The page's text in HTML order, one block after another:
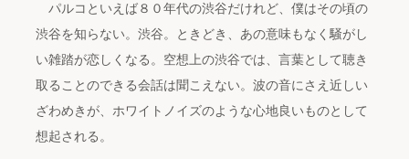
アパートメントについて
寄付について
パルコといえば８０年代の渋谷だけれど、僕はその頃の
渋谷を知らない。渋谷。ときどき、あの意味もなく騒がし
い雑踏が恋しくなる。空想上の渋谷では、言葉として聴き
取ることのできる会話は聞こえない。波の音にさえ近しい
ざわめきが、ホワイトノイズのような心地良いものとして
想起される。